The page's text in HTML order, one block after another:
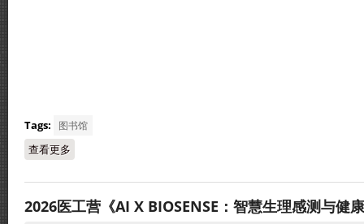
Tags: 图书馆
查看更多
2026医工营《AI X BIOSENSE：智慧生理感测与健